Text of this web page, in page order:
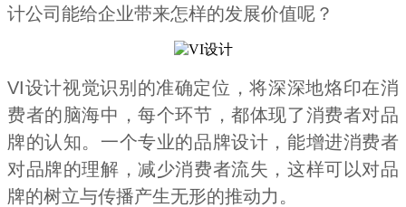
计公司能给企业带来怎样的发展价值呢？
VI设计视觉识别的准确定位，将深深地烙印在消
费者的脑海中，每个环节，都体现了消费者对品
牌的认知。一个专业的品牌设计，能增进消费者
对品牌的理解，减少消费者流失，这样可以对品
牌的树立与传播产生无形的推动力。